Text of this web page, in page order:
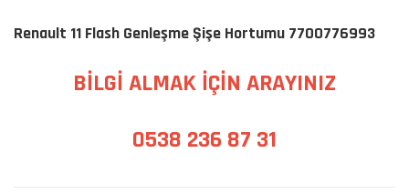
Renault 11 Flash Genleşme Şişe Hortumu 7700776993
BİLGİ ALMAK İÇİN ARAYINIZ
0538 236 87 31